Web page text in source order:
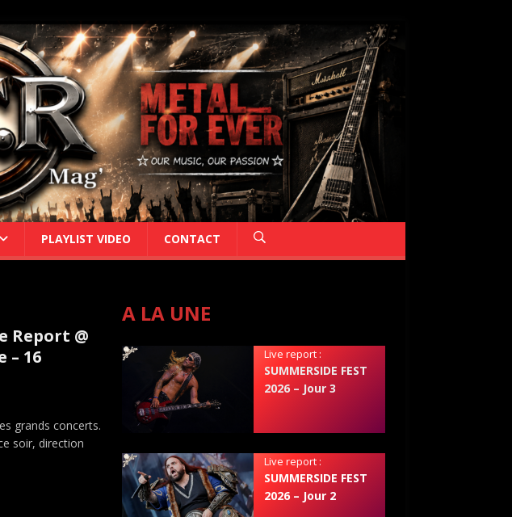
PLAYLIST VIDEO CONTACT
Report @
– 16
grands concerts.
soir, direction
A LA UNE
Live report :
SUMMERSIDE FEST
2026 – Jour 3
Live report :
SUMMERSIDE FEST
2026 – Jour 2